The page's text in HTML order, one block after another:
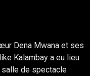
Dena Mwana et ses
Kalambay a eu lieu
salle de spectacle